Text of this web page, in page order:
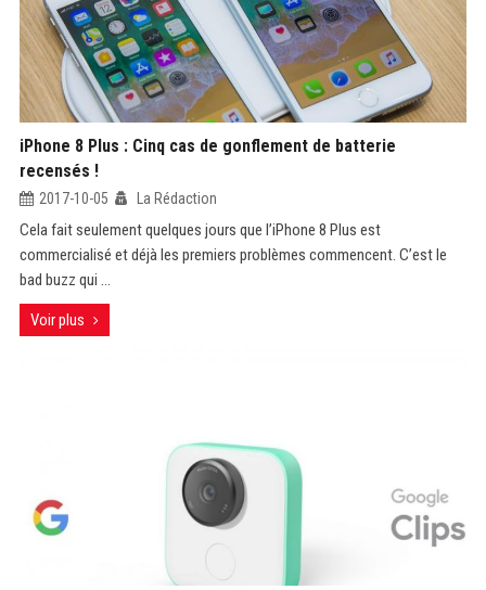
iPhone 8 Plus : Cinq cas de gonflement de batterie
recensés !
2017-10-05 La Rédaction
Cela fait seulement quelques jours que l’iPhone 8 Plus est
commercialisé et déjà les premiers problèmes commencent. C’est le
bad buzz qui ...
Voir plus